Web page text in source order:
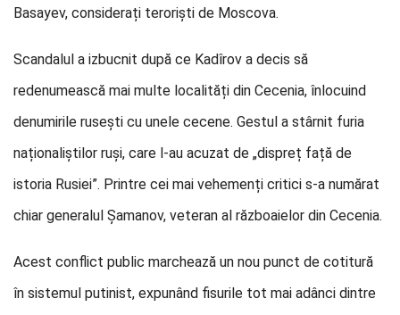
Basayev, considerați teroriști de Moscova.
Scandalul a izbucnit după ce Kadîrov a decis să
redenumească mai multe localități din Cecenia, înlocuind
denumirile rusești cu unele cecene. Gestul a stârnit furia
naționaliștilor ruși, care l-au acuzat de „dispreț față de
istoria Rusiei”. Printre cei mai vehemenți critici s-a numărat
chiar generalul Șamanov, veteran al războaielor din Cecenia.
Acest conflict public marchează un nou punct de cotitură
în sistemul putinist, expunând fisurile tot mai adânci dintre